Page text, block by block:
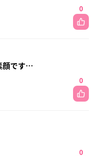
0
顔です…
0
0